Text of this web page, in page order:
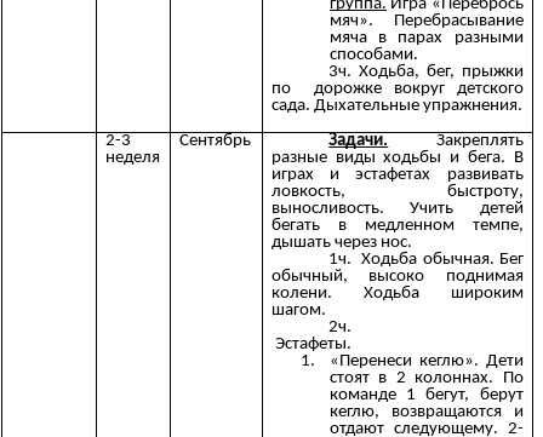
группа. Игра «Перебрось
мяч». Перебрасывание
мяча в парах разными
способами.
3ч. Ходьба, бег, прыжки
по дорожке вокруг детского
сада. Дыхательные упражнения.
2-3
неделя
Сентябрь Задачи. Закреплять
разные виды ходьбы и бега. В
играх и эстафетах развивать
ловкость, быстроту,
выносливость. Учить детей
бегать в медленном темпе,
дышать через нос.
1ч. Ходьба обычная. Бег
обычный, высоко поднимая
колени. Ходьба широким
шагом.
2ч.
Эстафеты.
«Перенеси кеглю». Дети
стоят в 2 колоннах. По
команде 1 бегут, берут
кеглю, возвращаются и
отдают следующему. 2-